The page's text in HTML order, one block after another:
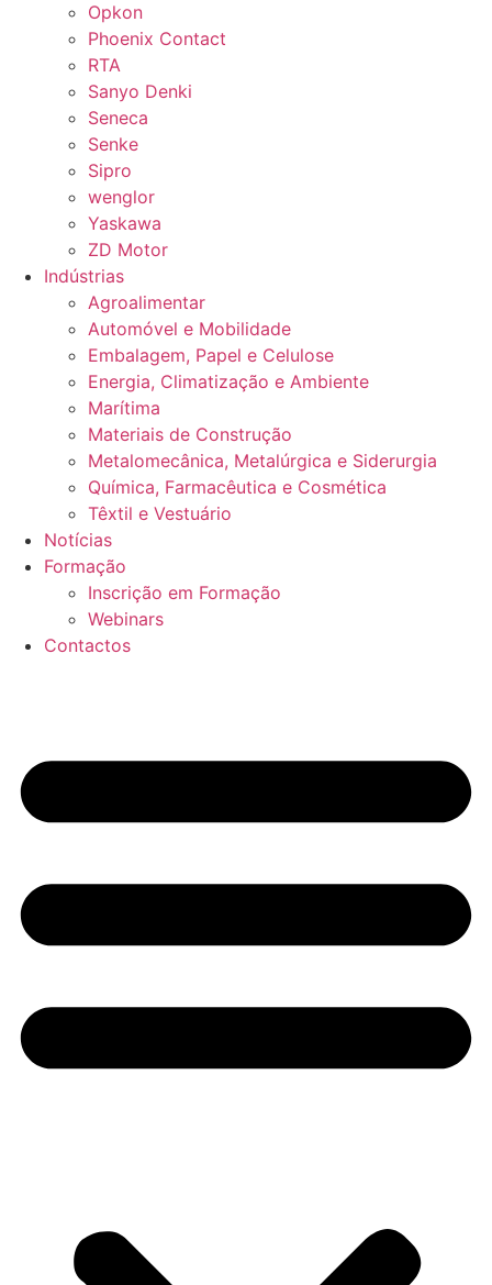
Opkon
Phoenix Contact
RTA
Sanyo Denki
Seneca
Senke
Sipro
wenglor
Yaskawa
ZD Motor
Indústrias
Agroalimentar
Automóvel e Mobilidade
Embalagem, Papel e Celulose
Energia, Climatização e Ambiente
Marítima
Materiais de Construção
Metalomecânica, Metalúrgica e Siderurgia
Química, Farmacêutica e Cosmética
Têxtil e Vestuário
Notícias
Formação
Inscrição em Formação
Webinars
Contactos